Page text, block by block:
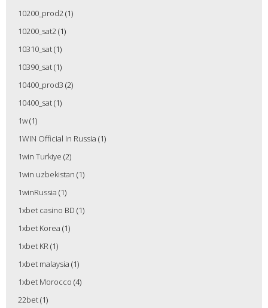
10200_prod2(1)
10200_sat2(1)
10310_sat(1)
10390_sat(1)
10400_prod3 (2)
10400_sat(1)
1w(1)
1WIN Official In Russia (1)
1win Turkiye (2)
1win uzbekistan (1)
1winRussia (1)
1xbet casino BD (1)
1xbet Korea (1)
1xbet KR(1)
1xbet malaysia (1)
1xbet Morocco (4)
22bet(1)